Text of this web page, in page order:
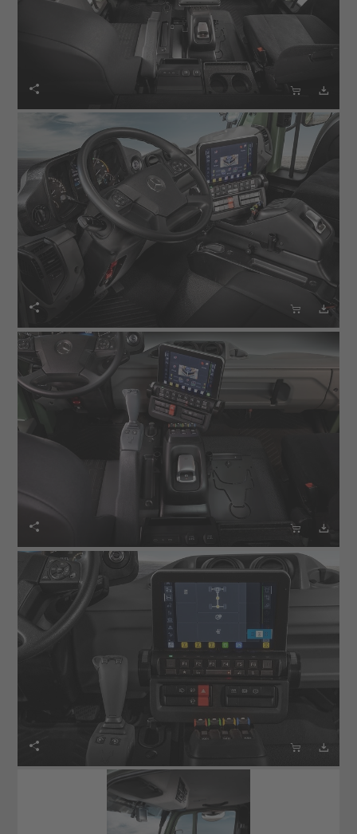
  
  
  
  